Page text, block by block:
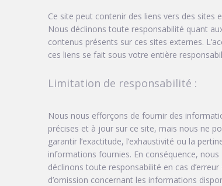
Ce site peut contenir des liens vers des sites
Nous déclinons toute responsabilité quant
contenus présents sur ces sites externes.
ces liens se fait sous votre entière
Limitation de responsabilité :
Nous nous efforçons de fournir des
précises et à jour sur ce site, mais nous ne
garantir l’exactitude, l’exhaustivité ou la
informations fournies. En conséquence, nous
déclinons toute responsabilité en cas d’erreur
d’omission concernant les informations